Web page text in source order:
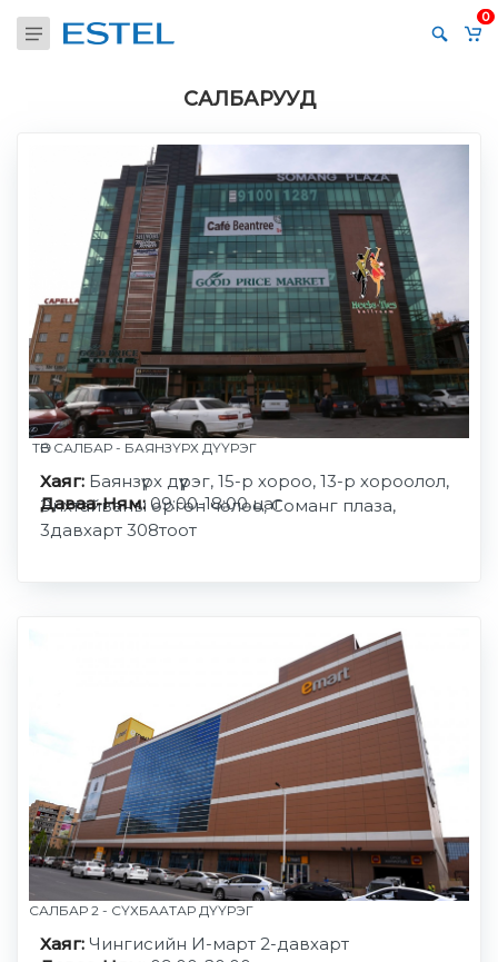
0
САЛБАРУУД
ТӨВ САЛБАР - БАЯНЗҮРХ ДҮҮРЭГ
Хаяг: Баянзүрх дүүрэг, 15-р хороо, 13-р хороолол,
Энхтайваны өргөн чөлөө, Соманг плаза,
3давхарт 308тоот
Даваа-Ням: 09:00-18:00 цаг
САЛБАР 2 - СҮХБААТАР ДҮҮРЭГ
Хаяг: Чингисийн И-март 2-давхарт